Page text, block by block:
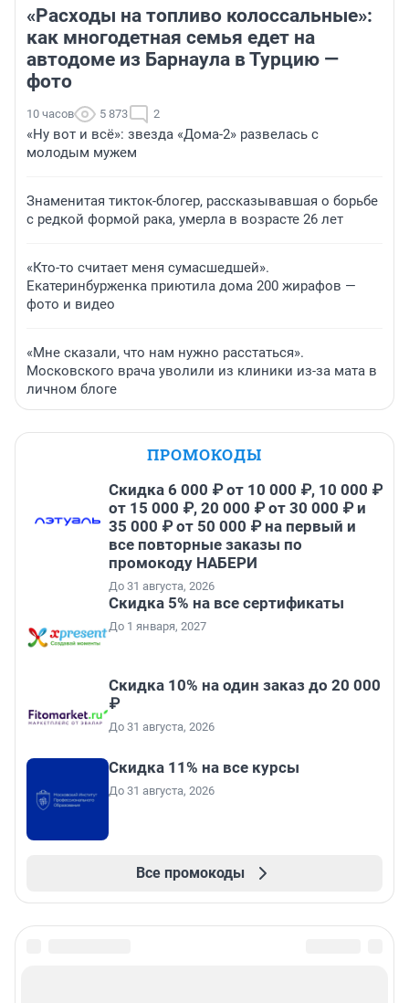
«Расходы на топливо колоссальные»:
как многодетная семья едет на
автодоме из Барнаула в Турцию —
фото
10 часов 5 873 2
«Ну вот и всё»: звезда «Дома-2» развелась с
молодым мужем
Знаменитая тикток-блогер, рассказывавшая о борьбе
с редкой формой рака, умерла в возрасте 26 лет
«Кто-то считает меня сумасшедшей».
Екатеринбурженка приютила дома 200 жирафов —
фото и видео
«Мне сказали, что нам нужно расстаться».
Московского врача уволили из клиники из-за мата в
личном блоге
ПРОМОКОДЫ
Скидка 6 000 ₽ от 10 000 ₽, 10 000 ₽
от 15 000 ₽, 20 000 ₽ от 30 000 ₽ и
35 000 ₽ от 50 000 ₽ на первый и
все повторные заказы по
промокоду НАБЕРИ
До 31 августа, 2026
Скидка 5% на все сертификаты
До 1 января, 2027
Скидка 10% на один заказ до 20 000
₽
До 31 августа, 2026
Скидка 11% на все курсы
До 31 августа, 2026
Все промокоды